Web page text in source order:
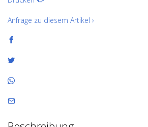
Anfrage zu diesem Artikel ›